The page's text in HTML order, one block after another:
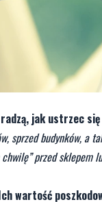
jak ustrzec
sprzed budynków, a
przed sklepem
wartość